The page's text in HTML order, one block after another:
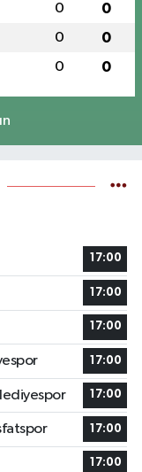
0 0
0 0
0 0
17:00
17:00
17:00
17:00
17:00
17:00
17:00